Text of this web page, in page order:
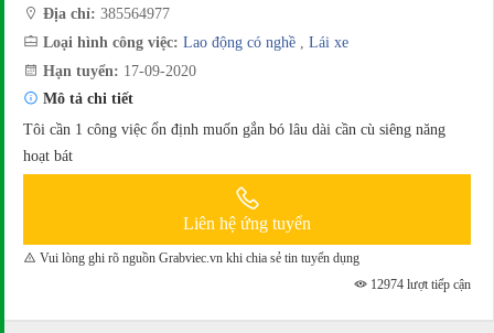
Địa chỉ: 385564977
Loại hình công việc: Lao động có nghề
Lái xe
Hạn tuyển: 17-09-2020
Mô tả chi tiết
Tôi cần 1 công việc ổn định muốn gắn bó lâu dài cần cù siêng năng
hoạt bát
Liên hệ ứng tuyển
Vui lòng ghi rõ nguồn Grabviec.vn khi chia sẻ tin tuyển dụng
12974 lượt tiếp cận